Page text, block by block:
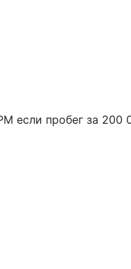
если пробег за 200